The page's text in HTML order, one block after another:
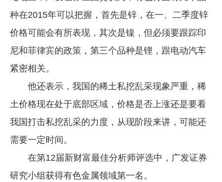
地矿 建设
党建工作
企业文化
《资源再生》杂志
数字报
种在2015年可以把握，首先是锌，在一、二季度锌
价格可能会有所表现，其次是镍，但必须要跟踪印
尼和菲律宾的政策，第三个品种是锂，跟电动汽车
紧密相关。
他还表示，我国的稀土私挖乱采现象严重，稀
土价格现在处于底部区域，价格是否上涨还是要看
我国打击私挖乱采的力度，从现阶段来讲，可能还
需要一定时间。
在第12届新财富最佳分析师评选中，广发证券
研究小组获得有色金属领域第一名。